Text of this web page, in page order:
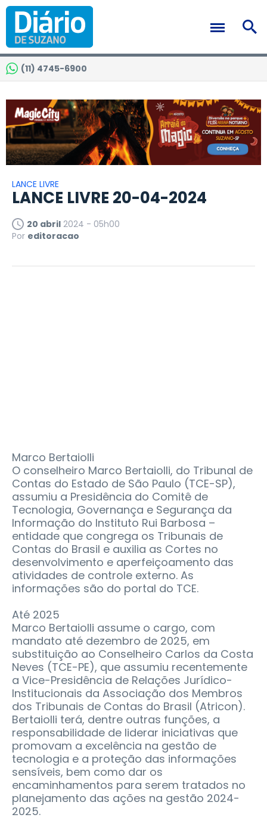
(11) 4745-6900
LANCE LIVRE
LANCE LIVRE 20-04-2024
20 abril 2024 - 05h00
Por editoracao
Marco Bertaiolli
O conselheiro Marco Bertaiolli, do Tribunal de
Contas do Estado de São Paulo (TCE-SP),
assumiu a Presidência do Comitê de
Tecnologia, Governança e Segurança da
Informação do Instituto Rui Barbosa –
entidade que congrega os Tribunais de
Contas do Brasil e auxilia as Cortes no
desenvolvimento e aperfeiçoamento das
atividades de controle externo. As
informações são do portal do TCE.
Até 2025
Marco Bertaiolli assume o cargo, com
mandato até dezembro de 2025, em
substituição ao Conselheiro Carlos da Costa
Neves (TCE-PE), que assumiu recentemente
a Vice-Presidência de Relações Jurídico-
Institucionais da Associação dos Membros
dos Tribunais de Contas do Brasil (Atricon).
Bertaiolli terá, dentre outras funções, a
responsabilidade de liderar iniciativas que
promovam a excelência na gestão de
tecnologia e a proteção das informações
sensíveis, bem como dar os
encaminhamentos para serem tratados no
planejamento das ações na gestão 2024-
2025.